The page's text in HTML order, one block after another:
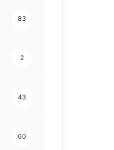
83
2
43
60